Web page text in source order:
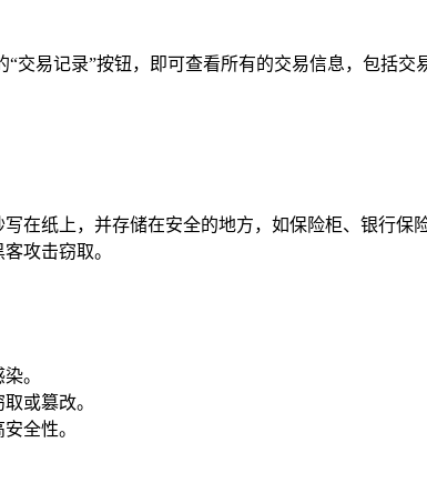
交易记录”按钮，即可查看所有的交易信息，包括
在纸上，并存储在安全的地方，如保险柜、银行保
攻击窃取。
。
或篡改。
全性。